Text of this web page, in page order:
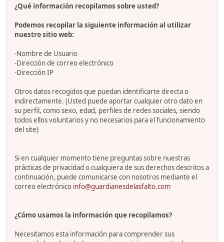
¿Qué información recopilamos sobre usted?
Podemos recopilar la siguiente información al utilizar
nuestro sitio web:
-Nombre de Usuario
-Dirección de correo electrónico
-Dirección IP
Otros datos recogidos que puedan identificarte directa o
indirectamente. (Usted puede aportar cualquier otro dato en
su perfil, como sexo, edad, perfiles de redes sociales, siendo
todos ellos voluntarios y no necesarios para el funcionamiento
del site)
Si en cualquier momento tiene preguntas sobre nuestras
prácticas de privacidad o cualquiera de sus derechos descritos a
continuación, puede comunicarse con nosotros mediante el
correo electrónico info@guardianesdelasfalto.com
¿Cómo usamos la información que recopilamos?
Necesitamos esta información para comprender sus